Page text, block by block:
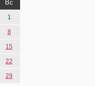
Вс
1
8
15
22
29